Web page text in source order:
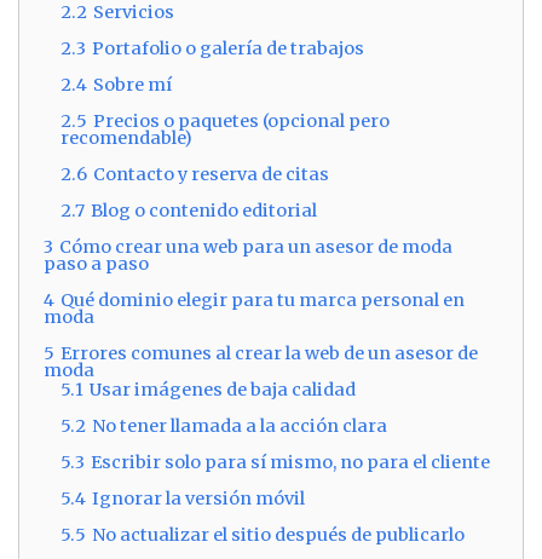
2.2 Servicios
2.3 Portafolio o galería de trabajos
2.4 Sobre mí
2.5 Precios o paquetes (opcional pero
recomendable)
2.6 Contacto y reserva de citas
2.7 Blog o contenido editorial
3 Cómo crear una web para un asesor de moda
paso a paso
4 Qué dominio elegir para tu marca personal en
moda
5 Errores comunes al crear la web de un asesor de
moda
5.1 Usar imágenes de baja calidad
5.2 No tener llamada a la acción clara
5.3 Escribir solo para sí mismo, no para el cliente
5.4 Ignorar la versión móvil
5.5 No actualizar el sitio después de publicarlo